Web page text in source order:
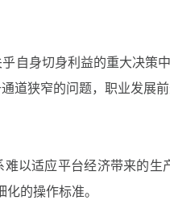
自身切身利益的重大决策
道狭窄的问题，职业发展前
以适应平台经济带来的
的操作标准。